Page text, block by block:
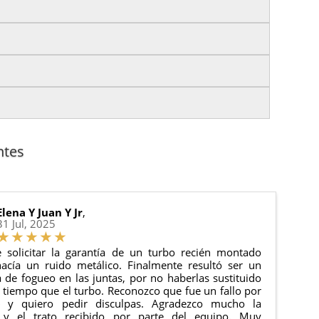
generales
del pedido para que puedas localizar tu paquete
de tu pedido.
Y Juan Y Jr,
Jul, 2025
solicitar la garantía de un turbo recién montado
un ruido metálico. Finalmente resultó ser un
de fogueo en las juntas, por no haberlas sustituido
que el turbo. Reconozco que fue un fallo por
y quiero pedir disculpas. Agradezco mucho la
y el trato recibido por parte del equipo. Muy